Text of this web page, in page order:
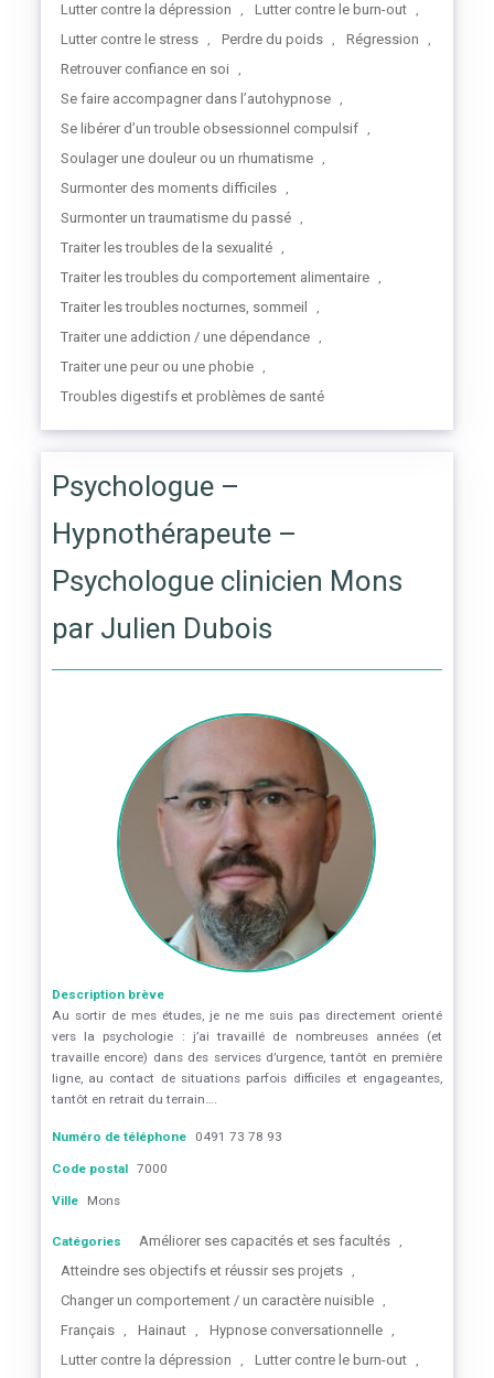
Lutter contre la dépression , Lutter contre le burn-out ,
Lutter contre le stress , Perdre du poids , Régression ,
Retrouver confiance en soi ,
Se faire accompagner dans l’autohypnose ,
Se libérer d’un trouble obsessionnel compulsif ,
Soulager une douleur ou un rhumatisme ,
Surmonter des moments difficiles ,
Surmonter un traumatisme du passé ,
Traiter les troubles de la sexualité ,
Traiter les troubles du comportement alimentaire ,
Traiter les troubles nocturnes, sommeil ,
Traiter une addiction / une dépendance ,
Traiter une peur ou une phobie ,
Troubles digestifs et problèmes de santé
Psychologue –
Hypnothérapeute –
Psychologue clinicien Mons
par Julien Dubois
Description brève
Au sortir de mes études, je ne me suis pas directement orienté
vers la psychologie : j’ai travaillé de nombreuses années (et
travaille encore) dans des services d’urgence, tantôt en première
ligne, au contact de situations parfois difficiles et engageantes,
tantôt en retrait du terrain….
Numéro de téléphone 0491 73 78 93
Code postal 7000
Ville Mons
Catégories Améliorer ses capacités et ses facultés ,
Atteindre ses objectifs et réussir ses projets ,
Changer un comportement / un caractère nuisible ,
Français , Hainaut , Hypnose conversationnelle ,
Lutter contre la dépression , Lutter contre le burn-out ,